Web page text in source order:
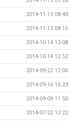
2014-11-13 08:40
2014-11-13 08:16
2014-10-14 13:08
2014-10-14 12:52
2014-09-22 12:00
2014-09-16 16:23
2014-09-09 11:50
2014-07-22 12:22